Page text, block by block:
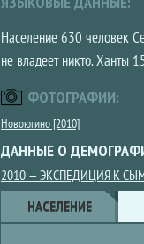
Население 630 человек
не владеет никто. Ханты
ФОТОГРАФИИ:
Новоюгино [2010]
ДАННЫЕ О
2010 — ЭКСПЕДИЦИЯ К
ДанныеНАСЕЛЕНИЕ